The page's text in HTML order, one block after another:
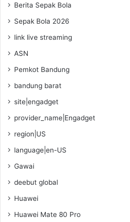
Berita Sepak Bola
Sepak Bola 2026
link live streaming
ASN
Pemkot Bandung
bandung barat
site|engadget
provider_name|Engadget
region|US
language|en-US
Gawai
deebut global
Huawei
Huawei Mate 80 Pro